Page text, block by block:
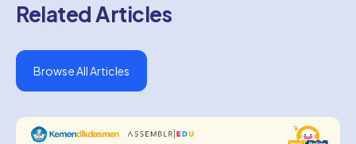
Related Articles
Browse All Articles